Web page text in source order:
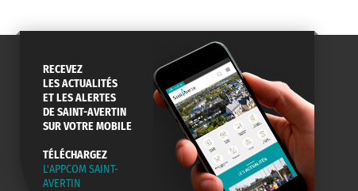
RECEVEZ
LES ACTUALITÉS
ET LES ALERTES
DE SAINT-AVERTIN
SUR VOTRE MOBILE
TÉLÉCHARGEZ
L'APPCOM SAINT-
AVERTIN